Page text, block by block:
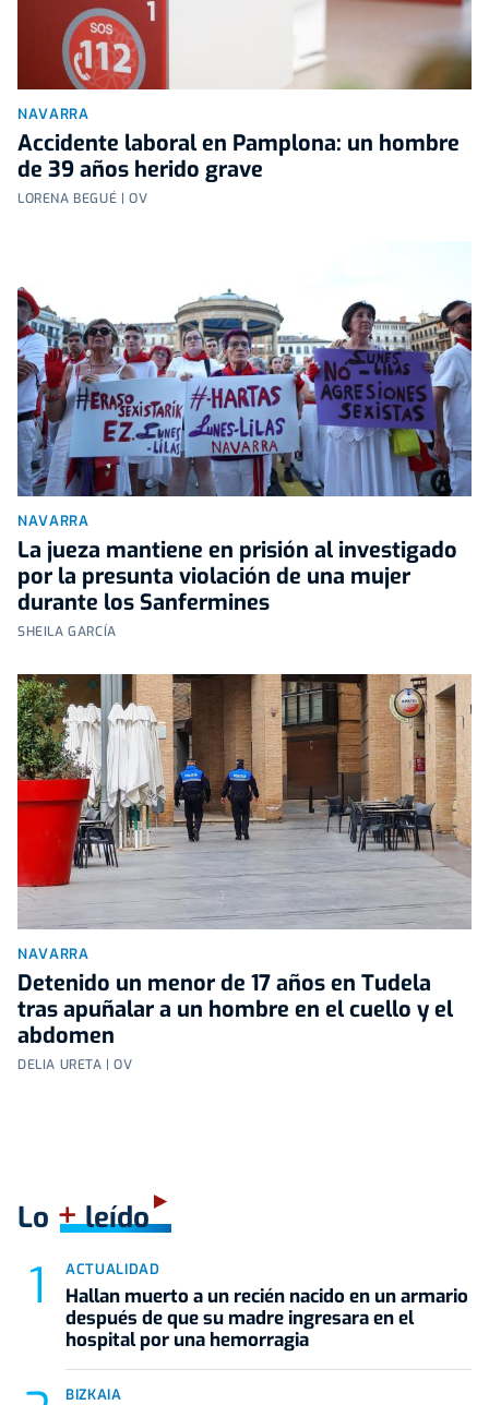
NAVARRA
Accidente laboral en Pamplona: un hombre
de 39 años herido grave
LORENA BEGUÉ | OV
NAVARRA
La jueza mantiene en prisión al investigado
por la presunta violación de una mujer
durante los Sanfermines
SHEILA GARCÍA
NAVARRA
Detenido un menor de 17 años en Tudela
tras apuñalar a un hombre en el cuello y el
abdomen
DELIA URETA | OV
Lo +leído
ACTUALIDAD
Hallan muerto a un recién nacido en un armario
después de que su madre ingresara en el
hospital por una hemorragia
BIZKAIA